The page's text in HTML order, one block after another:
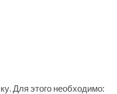
Для этого необходимо: